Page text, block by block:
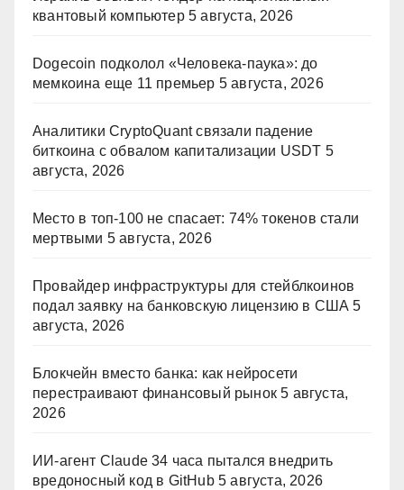
квантовый компьютер 5 августа, 2026
Dogecoin подколол «Человека-паука»: до
мемкоина еще 11 премьер 5 августа, 2026
Аналитики CryptoQuant связали падение
биткоина с обвалом капитализации USDT 5
августа, 2026
Место в топ-100 не спасает: 74% токенов стали
мертвыми 5 августа, 2026
Провайдер инфраструктуры для стейблкоинов
подал заявку на банковскую лицензию в США 5
августа, 2026
Блокчейн вместо банка: как нейросети
перестраивают финансовый рынок 5 августа,
2026
ИИ-агент Claude 34 часа пытался внедрить
вредоносный код в GitHub 5 августа, 2026